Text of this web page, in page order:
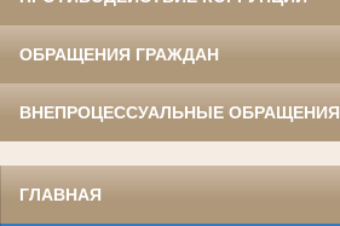
ОБРАЩЕНИЯ ГРАЖДАН
ВНЕПРОЦЕССУАЛЬНЫЕ ОБРАЩЕНИЯ
ГЛАВНАЯ